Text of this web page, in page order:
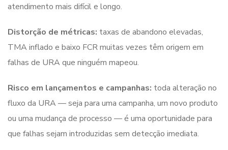
atendimento mais difícil e longo.
Distorção de métricas: taxas de abandono elevadas,
TMA inflado e baixo FCR muitas vezes têm origem em
falhas de URA que ninguém mapeou.
Risco em lançamentos e campanhas: toda alteração no
fluxo da URA — seja para uma campanha, um novo produto
ou uma mudança de processo — é uma oportunidade para
que falhas sejam introduzidas sem detecção imediata.